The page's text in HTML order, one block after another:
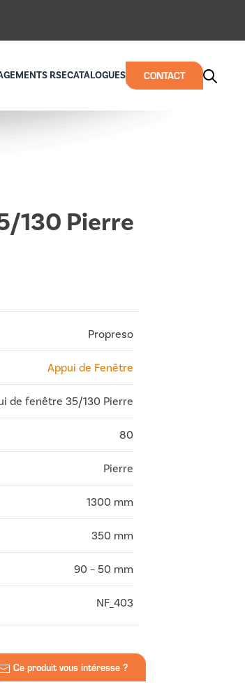
RSECATALOGUES CONTACT
130 Pierre
Propreso
Appui de Fenêtre
de fenêtre 35/130 Pierre
80
Pierre
1300 mm
350 mm
90 – 50 mm
NF_403
Ce produit vous intéresse ?